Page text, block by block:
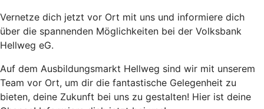
Vernetze dich jetzt vor Ort mit uns und informiere dich
über die spannenden Möglichkeiten bei der Volksbank
Hellweg eG.
Auf dem Ausbildungsmarkt Hellweg sind wir mit unserem
Team vor Ort, um dir die fantastische Gelegenheit zu
bieten, deine Zukunft bei uns zu gestalten! Hier ist deine